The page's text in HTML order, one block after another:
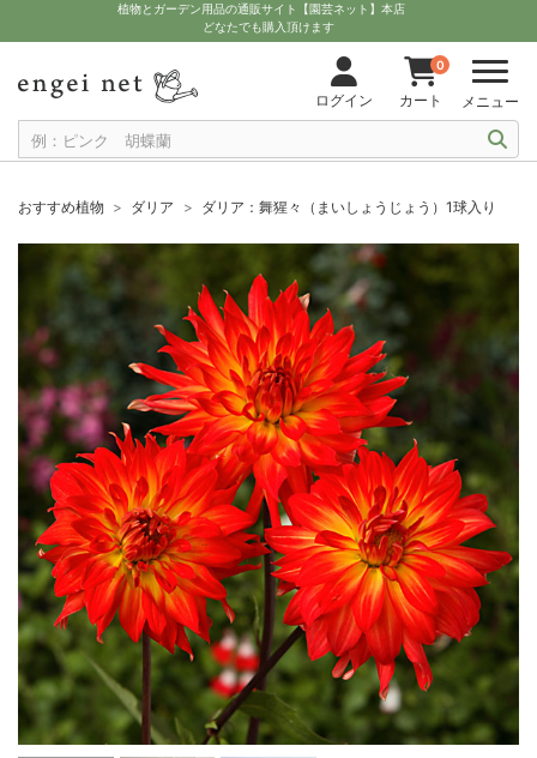
植物とガーデン用品の通販サイト【園芸ネット】本店
どなたでも購入頂けます
ログイン
0
カート メニュー
おすすめ植物 ダリア ダリア：舞猩々（まいしょうじょう）1球入り